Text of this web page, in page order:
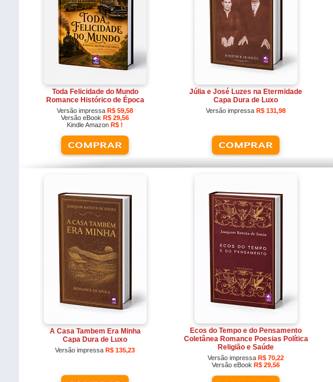
Toda Felicidade do Mundo
Romance Histórico de Época
Versão impressa R$ 59,58
Versão eBook R$ 29,56
Kindle Amazon R$ !
Júlia e José Luzes na Etermidade
Capa Dura de Luxo
Versão impressa R$ 131,98
A Casa Tambem Era Minha
Capa Dura de Luxo
Versão impressa R$ 135,23
Ecos do Tempo e do Pensamento
Coletânea Romance Poesias Política
Religião e Saúde
Versão impressa R$ 70,22
Versão eBook R$ 29,56